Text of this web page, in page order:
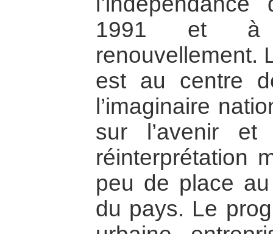
1991 et à
renouvellement.
est au centre
l’imaginaire
sur l’avenir et
réinterprétation
peu de place
du pays. Le